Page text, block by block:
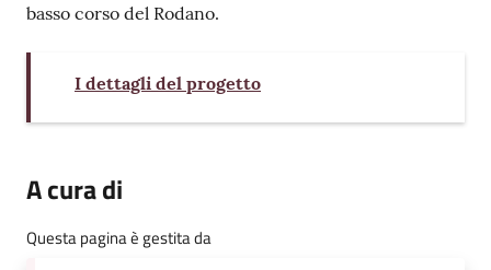
basso corso del Rodano.
I dettagli del progetto
A cura di
Questa pagina è gestita da